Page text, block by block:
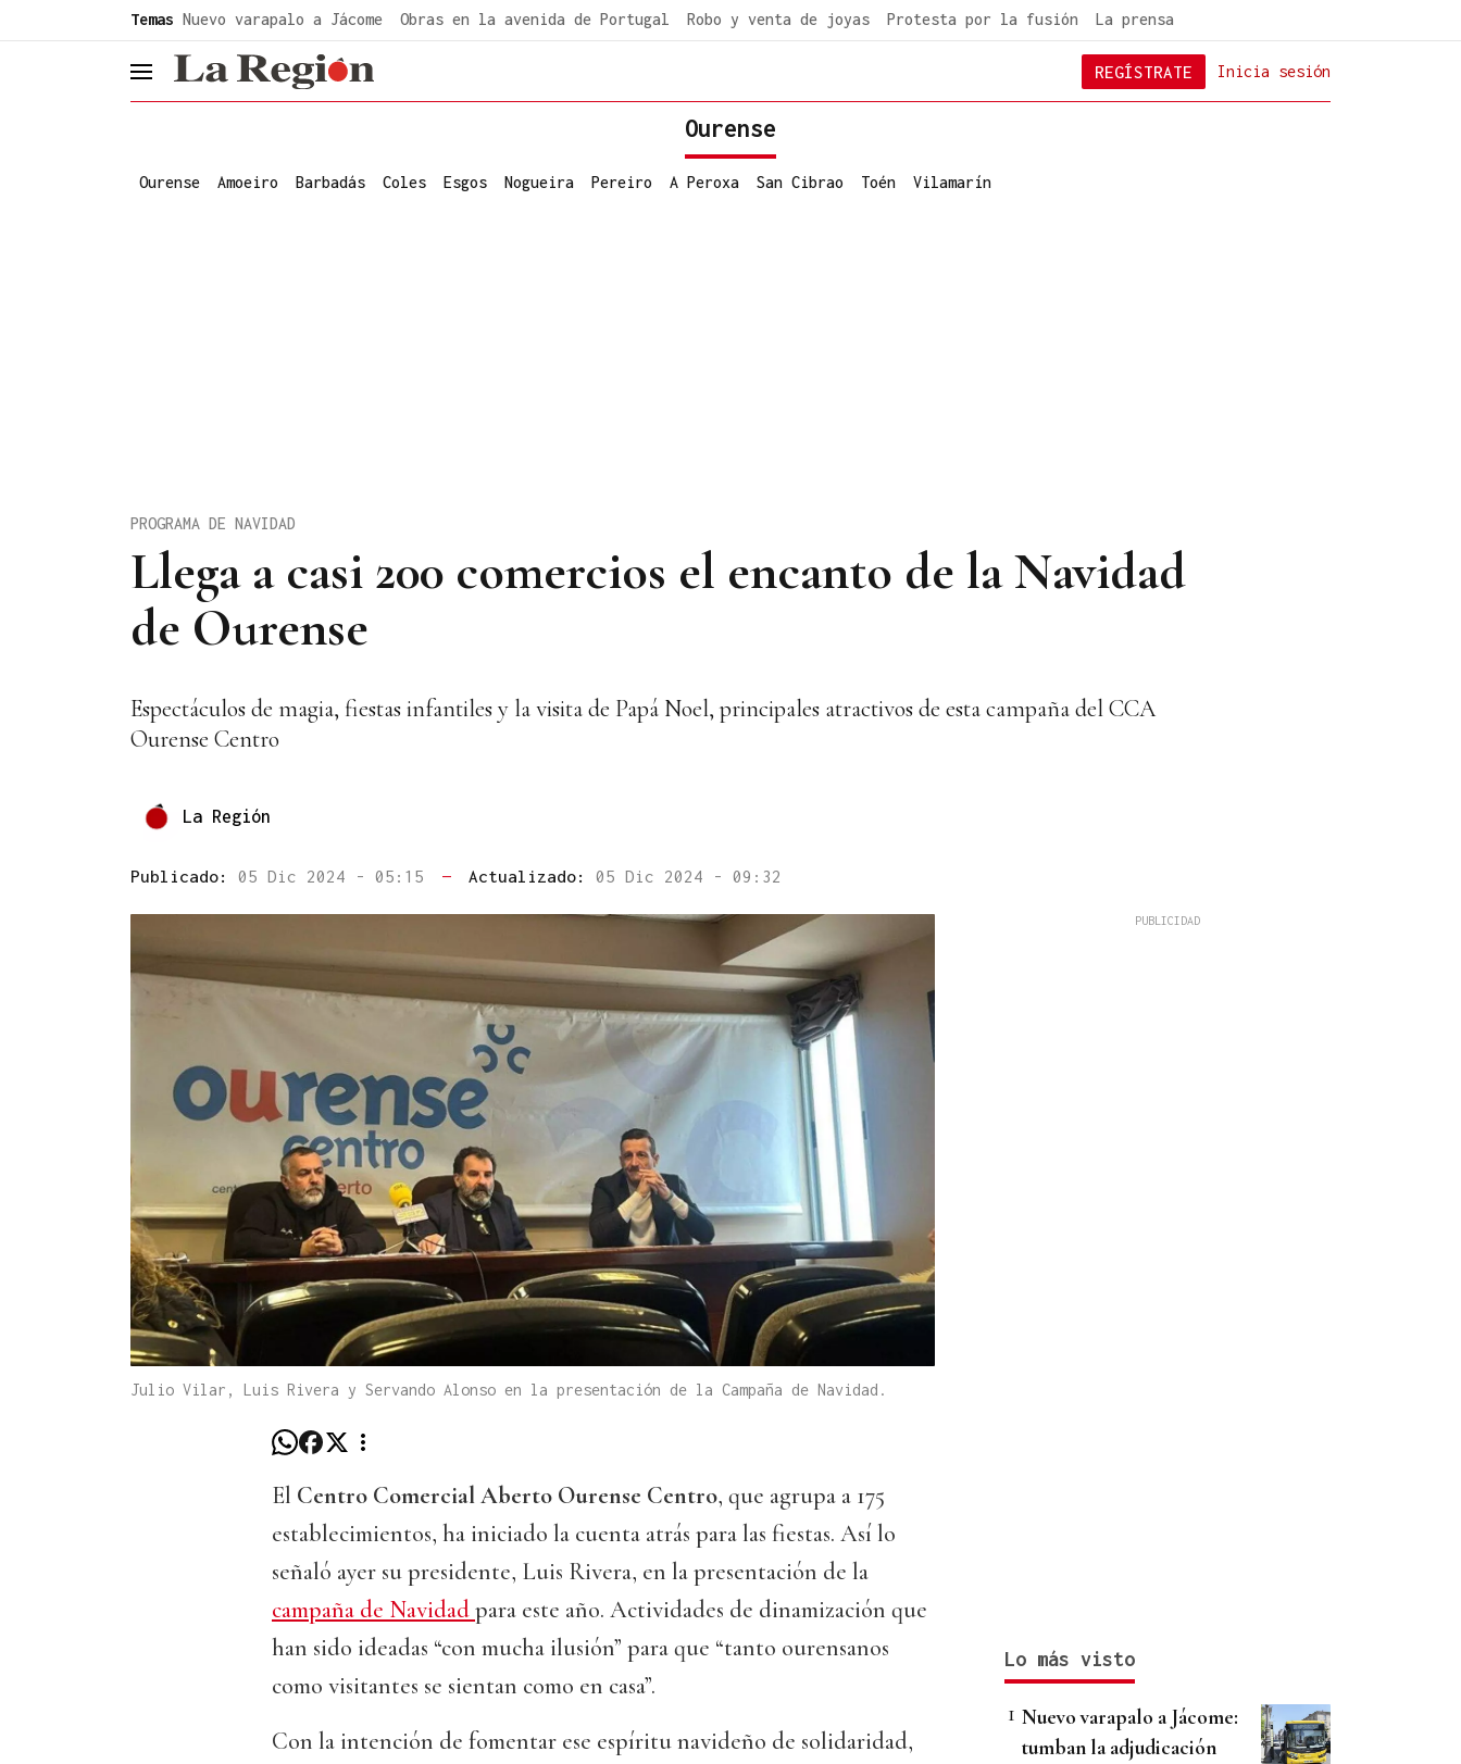
Temas Nuevo varapalo a Jácome Obras en la avenida de Portugal Robo y venta de joyas Protesta por la fusión La prensa
header.menu.open Inicia sesión
REGÍSTRATE
Ourense
Ourense Amoeiro Barbadás Coles Esgos Nogueira Pereiro A Peroxa San Cibrao Toén Vilamarín
Llega a casi 200 comercios el encanto de la Navidad
de Ourense
PROGRAMA DE NAVIDAD
Espectáculos de magia, fiestas infantiles y la visita de Papá Noel, principales atractivos de esta campaña del CCA
Ourense Centro
La Región
Publicado: 05 Dic 2024 - 05:15 — Actualizado: 05 Dic 2024 - 09:32
Julio Vilar, Luis Rivera y Servando Alonso en la presentación de la Campaña de Navidad.
El Centro Comercial Aberto Ourense Centro, que agrupa a 175
establecimientos, ha iniciado la cuenta atrás para las fiestas. Así lo
señaló ayer su presidente, Luis Rivera, en la presentación de la
campaña de Navidadpara este año. Actividades de dinamización que
han sido ideadas “con mucha ilusión” para que “tanto ourensanos
como visitantes se sientan como en casa”.
Con la intención de fomentar ese espíritu navideño de solidaridad,
Lo más visto
Nuevo varapalo a Jácome:
tumban la adjudicación